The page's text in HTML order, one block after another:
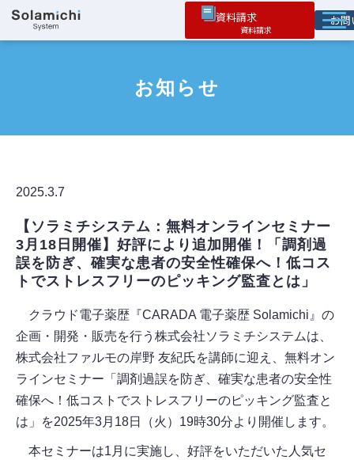
資料請求 お
サービス
お知らせ
2025.3.7
【ソラミチシステム：無料オンラインセミナー
3月18日開催】好評により追加開催！「調剤過
誤を防ぎ、確実な患者の安全性確保へ！低コス
トでストレスフリーのピッキング監査とは」
クラウド電子薬歴『CARADA 電子薬歴 Solamichi』の
企画・開発・販売を行う株式会社ソラミチシステムは、
株式会社ファルモの岸野 友紀氏を講師に迎え、無料オン
ラインセミナー「調剤過誤を防ぎ、確実な患者の安全性
確保へ！低コストでストレスフリーのピッキング監査と
は」を2025年3月18日（火）19時30分より開催します。
本セミナーは1月に実施し、好評をいただいた人気セ